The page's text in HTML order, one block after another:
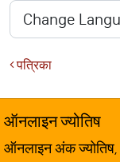
पत्रिका
ऑनलाइन ज्योतिष
ऑनलाइन अंक